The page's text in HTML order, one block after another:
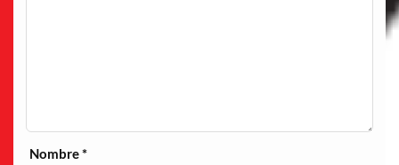
Nombre*